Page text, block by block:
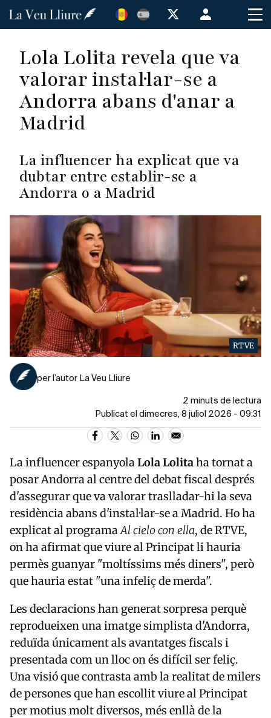
Vés
Menú
de
de
usuario
Lola Lolita revela que va
valorar instal·lar-se a
Andorra abans d'anar a
Madrid
La influencer ha explicat que va
dubtar entre establir-se a
Andorra o a Madrid
RTVE
per l’autor La Veu Lliure
2 minuts de lectura
Publicat el dimecres, 8 juliol 2026 - 09:31
La influencer espanyolaLola Lolitaha tornat a
posar Andorra al centre del debat fiscal després
d'assegurar que va valorar traslladar-hi la seva
residència abans d'instal·lar-se a Madrid. Ho ha
explicat al programaAl cielo con ella, de RTVE,
on ha afirmat que viure al Principat li hauria
permès guanyar "moltíssims més diners", però
que hauria estat "una infeliç de merda".
Les declaracions han generat sorpresa perquè
reprodueixen una imatge simplista d'Andorra,
reduïda únicament als avantatges fiscals i
presentada com un lloc on és difícil ser feliç.
Una visió que contrasta amb la realitat de milers
de persones que han escollit viure al Principat
per motius molt diversos, més enllà de la